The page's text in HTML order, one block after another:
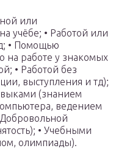
или
учёбе; • Работой или
• Помощью
на работе у знакомых
• Работой без
выступления и тд);
(знанием
ведением
• Учебными
олимпиады).